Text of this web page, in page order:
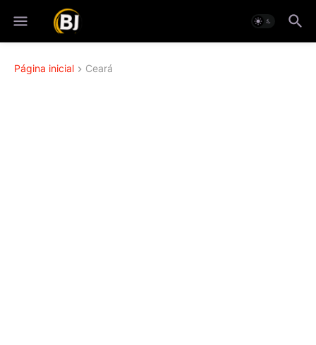
Página inicial Ceará